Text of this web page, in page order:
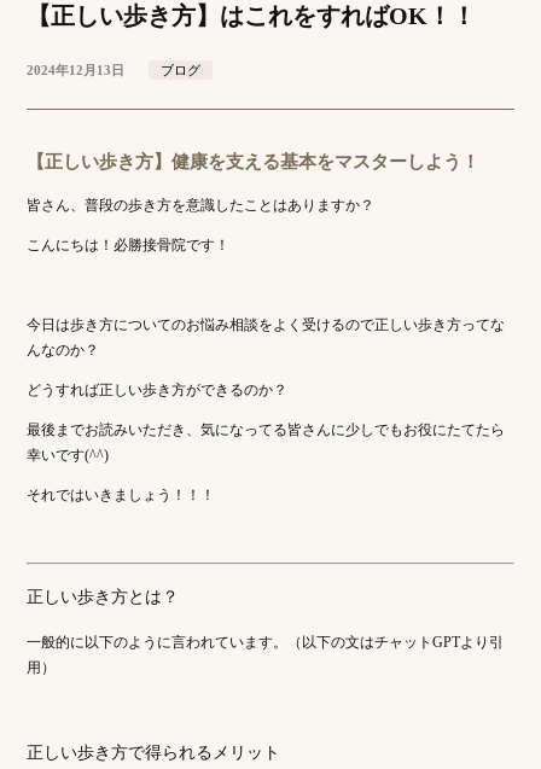
【正しい歩き方】はこれをすればOK！！
2024年12月13日 ブログ
【正しい歩き方】健康を支える基本をマスターしよう！
皆さん、普段の歩き方を意識したことはありますか？
こんにちは！必勝接骨院です！
今日は歩き方についてのお悩み相談をよく受けるので正しい歩き方ってな
んなのか？
どうすれば正しい歩き方ができるのか？
最後までお読みいただき、気になってる皆さんに少しでもお役にたてたら
幸いです(^^)
それではいきましょう！！！
正しい歩き方とは？
一般的に以下のように言われています。（以下の文はチャットGPTより引
用）
正しい歩き方で得られるメリット